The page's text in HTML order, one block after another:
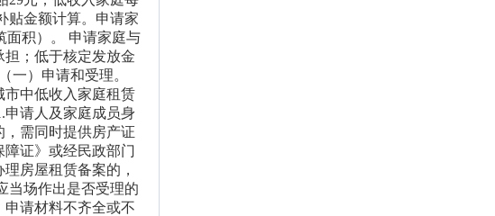
贴金额计算。申请家
面积）。 申请家庭与
；低于核定发放金
一）申请和受理。
市中低收入家庭租赁
请人及家庭成员身
需同时提供房产证
证》或经民政部门
房屋租赁备案的，
当场作出是否受理的
请材料不齐全或不